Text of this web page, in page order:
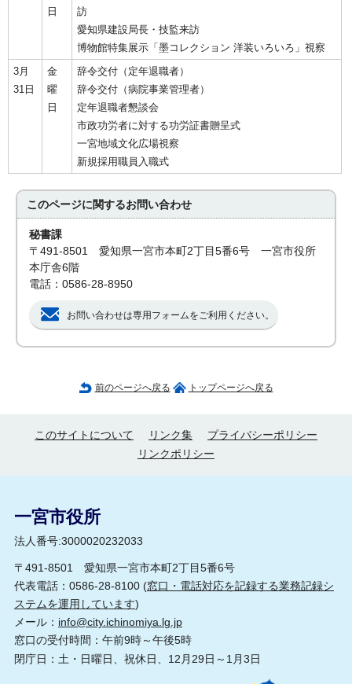
日
訪
愛知県建設局長・技監来訪
博物館特集展示「墨コレクション 洋装いろいろ」視察
3月
31日
金
曜
日
辞令交付（定年退職者）
辞令交付（病院事業管理者）
定年退職者懇談会
市政功労者に対する功労証書贈呈式
一宮地域文化広場視察
新規採用職員入職式
このページに関するお問い合わせ
秘書課
〒491-8501 愛知県一宮市本町2丁目5番6号 一宮市役所
本庁舎6階
電話：0586-28-8950
お問い合わせは専用フォームをご利用ください。
前のページへ戻る トップページへ戻る
このサイトについて リンク集
プライバシーポリシー
リンクポリシー
一宮市役所
法人番号:3000020232033
〒491-8501 愛知県一宮市本町2丁目5番6号
代表電話：0586-28-8100 (窓口・電話対応を記録する業務記録シ
ステムを運用しています)
メール： info@city.ichinomiya.lg.jp
窓口の受付時間：午前9時～午後5時
閉庁日：土・日曜日、祝休日、12月29日～1月3日